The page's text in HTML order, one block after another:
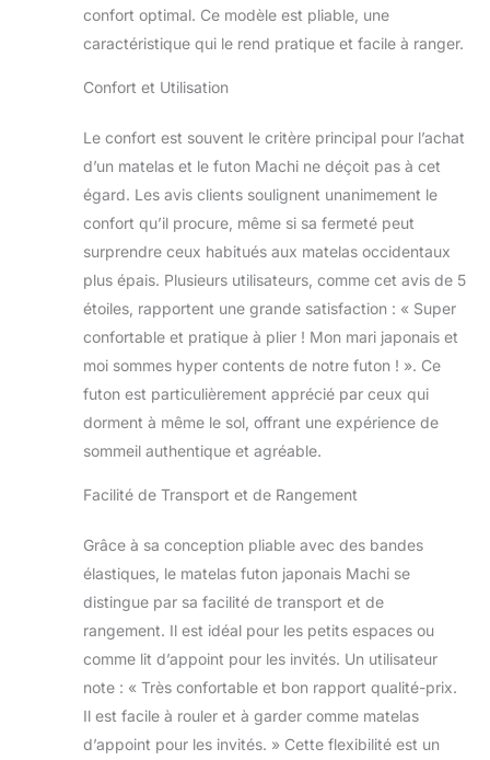
ranger. Gain de place lorsqu'il n'est
pas utilisé. Livré avec un surmatelas
moelleux, atténuant les plis pour un
sommeil plus confortable ! Comme le
[STRUCTURE SANDWICH] Le
coussinet central en uréthane est pris
en sandwich par des coussinets
dodus avec un rembourrage en fibres
douces. Soutien doux mais ferme
traditionnels. Utilisé haute résilience
185N et uréthane 30D haute densité,
ferme et durable. Facile à retourner
sans couler. [FUTON À GOUSSET]
L'épaisseur du bord ne changera pas
grâce à un soufflet. Le même confort,
peu importe où vous dormez.
L'épaisseur de 9cm est pratique pour
directement sur le sol.
confort optimal. Ce modèle est pliable, une
caractéristique qui le rend pratique et facile à ranger.
Confort et Utilisation
Le confort est souvent le critère principal pour l’achat
d’un matelas et le futon Machi ne déçoit pas à cet
égard. Les avis clients soulignent unanimement le
confort qu’il procure, même si sa fermeté peut
surprendre ceux habitués aux matelas occidentaux
plus épais. Plusieurs utilisateurs, comme cet avis de 5
étoiles, rapportent une grande satisfaction : « Super
confortable et pratique à plier ! Mon mari japonais et
moi sommes hyper contents de notre futon ! ». Ce
futon est particulièrement apprécié par ceux qui
dorment à même le sol, offrant une expérience de
sommeil authentique et agréable.
Facilité de Transport et de Rangement
Grâce à sa conception pliable avec des bandes
élastiques, le matelas futon japonais Machi se
distingue par sa facilité de transport et de
rangement. Il est idéal pour les petits espaces ou
comme lit d’appoint pour les invités. Un utilisateur
note : « Très confortable et bon rapport qualité-prix.
Il est facile à rouler et à garder comme matelas
d’appoint pour les invités. » Cette flexibilité est un